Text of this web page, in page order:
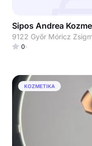
Sipos Andrea
9122 Győr Móricz
0
KOZMETIKA